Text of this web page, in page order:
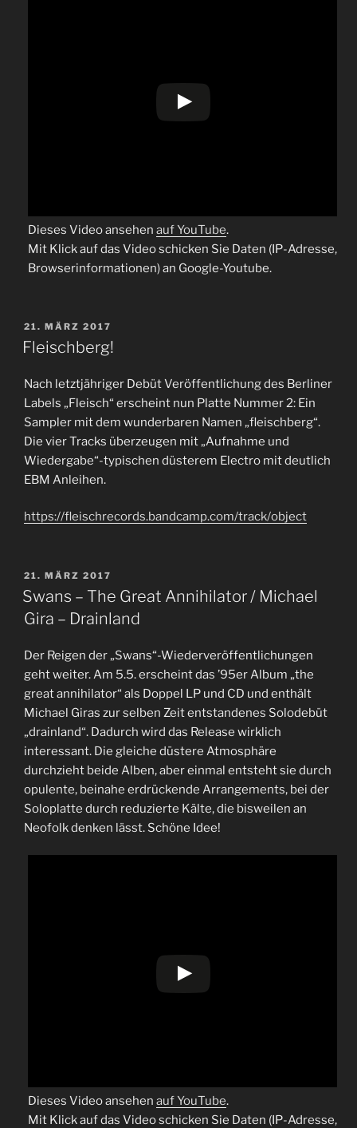
Dieses Video ansehen auf YouTube.
Mit Klick auf das Video schicken Sie Daten (IP-Adresse,
Browserinformationen) an Google-Youtube.
VERÖFFENTLICHT
AM
21. MÄRZ 2017
Fleischberg!
Nach letztjähriger Debüt Veröffentlichung des Berliner
Labels „Fleisch“ erscheint nun Platte Nummer 2: Ein
Sampler mit dem wunderbaren Namen „fleischberg“.
Die vier Tracks überzeugen mit „Aufnahme und
Wiedergabe“-typischen düsterem Electro mit deutlich
EBM Anleihen.
https://fleischrecords.bandcamp.com/track/object
VERÖFFENTLICHT
AM
21. MÄRZ 2017
Swans – The Great Annihilator / Michael
Gira – Drainland
Der Reigen der „Swans“-Wiederveröffentlichungen
geht weiter. Am 5.5. erscheint das ’95er Album „the
great annihilator“ als Doppel LP und CD und enthält
Michael Giras zur selben Zeit entstandenes Solodebüt
„drainland“. Dadurch wird das Release wirklich
interessant. Die gleiche düstere Atmosphäre
durchzieht beide Alben, aber einmal entsteht sie durch
opulente, beinahe erdrückende Arrangements, bei der
Soloplatte durch reduzierte Kälte, die bisweilen an
Neofolk denken lässt. Schöne Idee!
Dieses Video ansehen auf YouTube.
Mit Klick auf das Video schicken Sie Daten (IP-Adresse,